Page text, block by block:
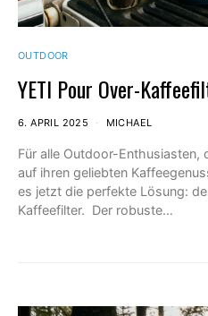
OUTDOOR
YETI Pour Over-
6. APRIL 2025 MICHAEL
Für alle Outdoor-Enthusiasten,
auf ihren geliebten
es jetzt die perfekte Lösung:
Kaffeefilter. ​ Der robuste…